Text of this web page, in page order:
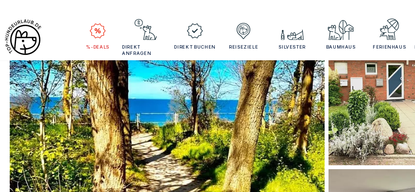
%-DEALS
DIREKT
ANFRAGEN
DIREKT BUCHEN REISEZIELE SILVESTER BAUMHAUS FERIENHAUS